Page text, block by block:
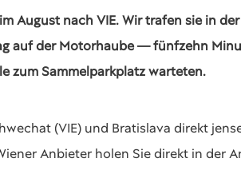
August nach VIE. Wir trafen sie in
auf der Motorhaube — fünfzehn
zum Sammelparkplatz warteten.
(VIE) und Bratislava direkt
Anbieter holen Sie direkt in der